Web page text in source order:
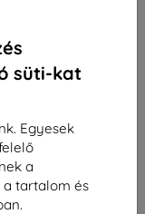
süti-kat
Egyesek
a
tartalom és